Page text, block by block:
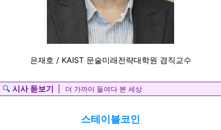
은재호 / KAIST 문술미래전략대학원 겸직교수
🔍 시사 돋보기 더 가까이 들여다 본 세상
스테이블코인